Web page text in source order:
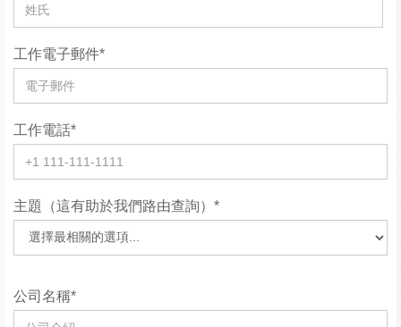
工作電子郵件*
工作電話*
主題（這有助於我們路由查詢）*
公司名稱*